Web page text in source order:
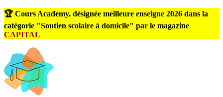
🏆 Cours Academy, désignée meilleure enseigne 2026 dans la
catégorie "Soutien scolaire à domicile" par le magazine
CAPITAL